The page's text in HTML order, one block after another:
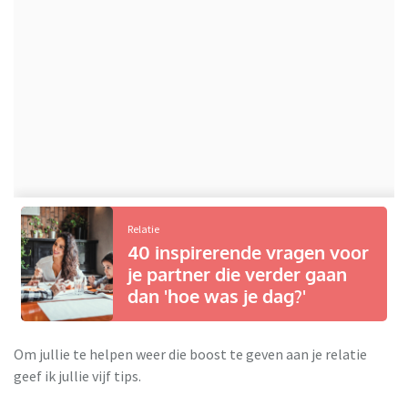
Relatie
40 inspirerende vragen voor
je partner die verder gaan
dan 'hoe was je dag?'
Om jullie te helpen weer die boost te geven aan je relatie
geef ik jullie vijf tips.